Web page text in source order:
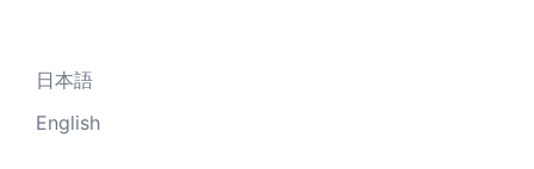
日本語
English